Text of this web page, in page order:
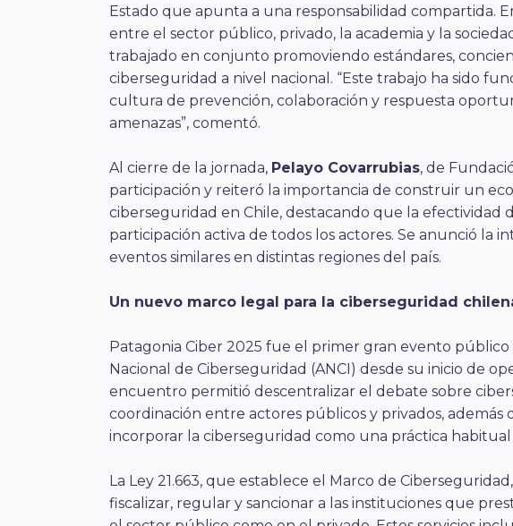
Estado que apunta a una responsabilidad compartida.
entre el sector público, privado, la academia y la
trabajado en conjunto promoviendo estándares,
ciberseguridad a nivel nacional. “Este trabajo ha sido
cultura de prevención, colaboración y respuesta
amenazas”, comentó.
Al cierre de la jornada, Pelayo Covarrubias, de
participación y reiteró la importancia de construir un
ciberseguridad en Chile, destacando que la efectividad
participación activa de todos los actores. Se anunció la
eventos similares en distintas regiones del país.
Un nuevo marco legal para la ciberseguridad
Patagonia Ciber 2025 fue el primer gran evento
Nacional de Ciberseguridad (ANCI) desde su inicio de
encuentro permitió descentralizar el debate sobre
coordinación entre actores públicos y privados, además
incorporar la ciberseguridad como una práctica
La Ley 21.663, que establece el Marco de
fiscalizar, regular y sancionar a las instituciones que